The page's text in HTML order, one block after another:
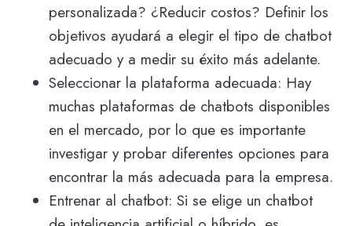
personalizada? ¿Reducir costos? Definir los
objetivos ayudará a elegir el tipo de chatbot
adecuado y a medir su éxito más adelante.
Seleccionar la plataforma adecuada: Hay
muchas plataformas de chatbots disponibles
en el mercado, por lo que es importante
investigar y probar diferentes opciones para
encontrar la más adecuada para la empresa.
Entrenar al chatbot: Si se elige un chatbot